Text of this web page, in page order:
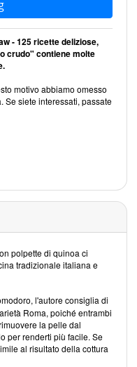
- 125 ricette deliziose,
crudo" contiene molte
motivo abbiamo omesso
Se siete interessati, passate
polpette di quinoa ci
tradizionale italiana e
l'autore consiglia di
Roma, poiché entrambi
la pelle dal
per renderti più facile. Se
al risultato della cottura